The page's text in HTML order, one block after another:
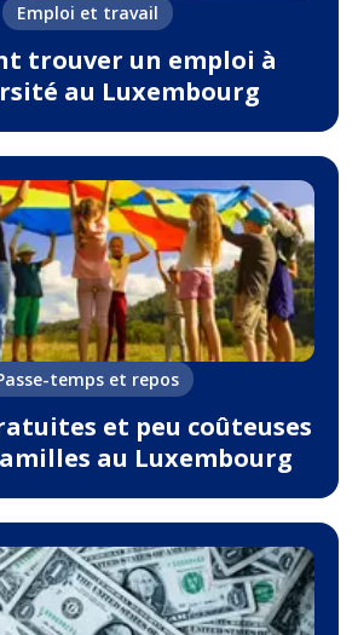
Emploi et travail
trouver un emploi à
au Luxembourg
temps et repos
et peu coûteuses
au Luxembourg